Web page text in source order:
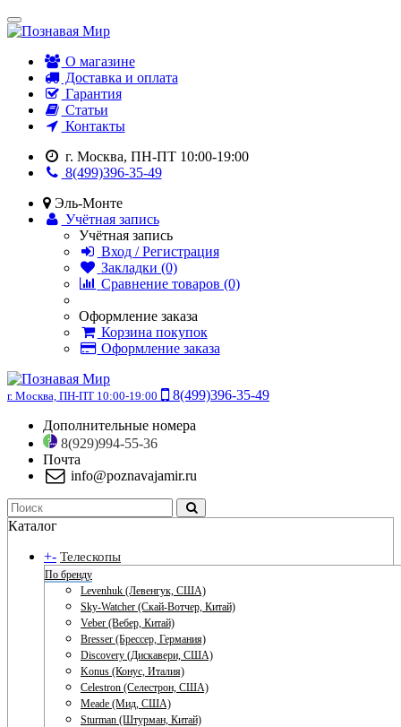
О магазине
Доставка и оплата
Гарантия
Статьи
Контакты
г. Москва, ПН-ПТ 10:00-19:00
8(499)396-35-49
Эль-Монте
Учётная запись
Учётная запись
Вход / Регистрация
Закладки (0)
Сравнение товаров (0)
Оформление заказа
Корзина покупок
Оформление заказа
г. Москва, ПН-ПТ 10:00-19:00
8(499)396-35-49
Дополнительные номера
8(929)994-55-36
Почта
info@poznavajamir.ru
Каталог
+- Телескопы
По бренду
Levenhuk (Левенгук, США)
Sky-Watcher (Скай-Вотчер, Китай)
Veber (Вебер, Китай)
Bresser (Брессер, Германия)
Discovery (Дискавери, США)
Konus (Конус, Италия)
Celestron (Селестрон, США)
Meade (Мид, США)
Sturman (Штурман, Китай)